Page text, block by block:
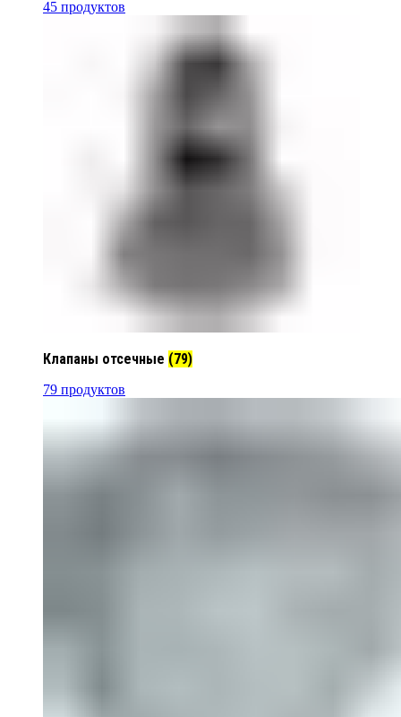
45 продуктов
Клапаны отсечные (79)
79 продуктов